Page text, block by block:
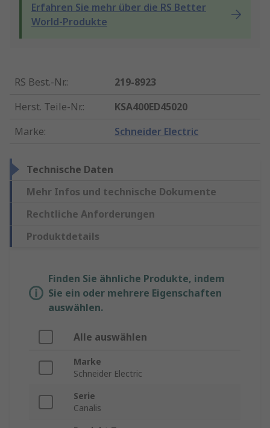
Erfahren Sie mehr über die RS Better
World-Produkte
RS Best.-Nr.:
219-8923
Herst. Teile-Nr.:
KSA400ED45020
Marke: Schneider Electric
Technische Daten
Mehr Infos und technische Dokumente
Rechtliche Anforderungen
Produktdetails
Finden Sie ähnliche Produkte, indem
Sie ein oder mehrere Eigenschaften
auswählen.
Alle auswählen
Marke
Schneider Electric
Serie
Canalis